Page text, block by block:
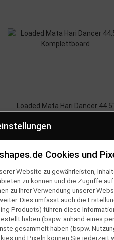
Loaded Mata Hari Dancer 44.5"
Cookies und
Website zu gewährleisten,
zu können und die Zugriffe auf
zu Ihrer Verwendung unserer
Dies umfasst auch die
Products) führen diese
haben (bspw. anhand eines
gesammelt haben (bspw.
und Pixeln können Sie jederzeit